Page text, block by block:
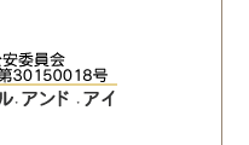
きた時は一番に相談させ
いただきます 本当に、
がとうございました